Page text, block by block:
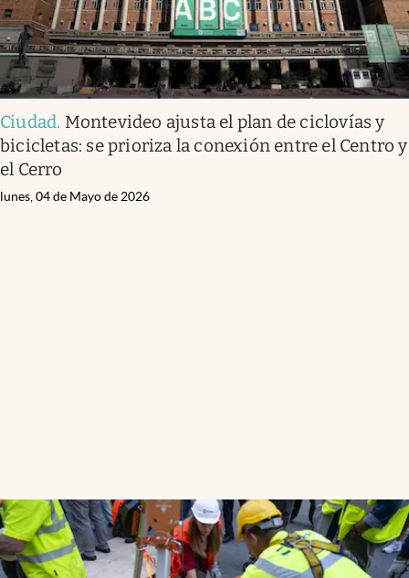
Ciudad. Montevideo ajusta el plan de ciclovías y
bicicletas: se prioriza la conexión entre el Centro y
el Cerro
lunes, 04 de Mayo de 2026